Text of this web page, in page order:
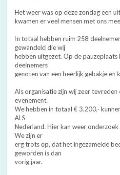
Het weer was op deze zondag een
kwamen er veel mensen met ons
In totaal hebben ruim 258
gewandeld die wij
hebben uitgezet. Op de pauzeplaats
deelnemers
genoten van een heerlijk gebakje en
Als organisatie zijn wij zeer
evenement.
We hebben in totaal € 3.200,-
ALS
Nederland. Hier kan weer
We zijn er
erg trots op, dat het ingezamelde
geworden is dan
vorig jaar.